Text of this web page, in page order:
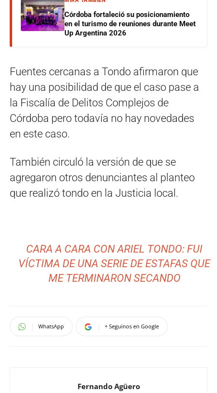
Córdoba fortaleció su posicionamiento
en el turismo de reuniones durante Meet
Up Argentina 2026
Fuentes cercanas a Tondo afirmaron que
hay una posibilidad de que el caso pase a
la Fiscalía de Delitos Complejos de
Córdoba pero todavía no hay novedades
en este caso.
También circuló la versión de que se
agregaron otros denunciantes al planteo
que realizó tondo en la Justicia local.
CARA A CARA CON ARIEL TONDO: FUI
VÍCTIMA DE UNA SERIE DE ESTAFAS QUE
ME TERMINARON SECANDO
WhatsApp + Seguinos en Google
Fernando Agüero